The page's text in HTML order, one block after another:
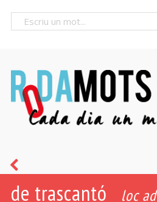
de trascantó loc
imponderable